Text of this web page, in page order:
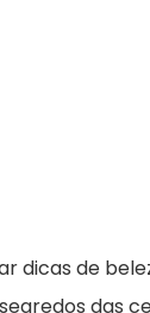
dicas de
das